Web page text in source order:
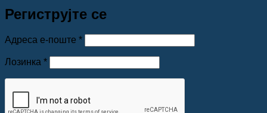
Региструјте се
Адреса е-поште *Обавезно
Лозинка *Обавезно